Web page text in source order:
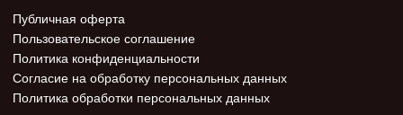
Публичная оферта
Пользовательское соглашение
Политика конфиденциальности
Согласие на обработку персональных данных
Политика обработки персональных данных